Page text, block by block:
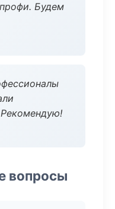
Будем
вопросы